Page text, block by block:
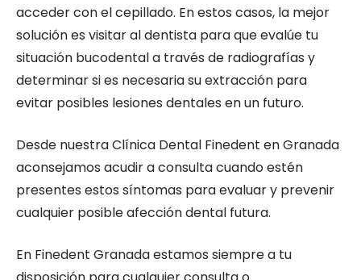
acceder con el cepillado. En estos casos, la mejor
solución es visitar al dentista para que evalúe tu
situación bucodental a través de radiografías y
determinar si es necesaria su extracción para
evitar posibles lesiones dentales en un futuro.
Desde nuestra Clínica Dental Finedent en Granada
aconsejamos acudir a consulta cuando estén
presentes estos síntomas para evaluar y prevenir
cualquier posible afección dental futura.
En Finedent Granada estamos siempre a tu